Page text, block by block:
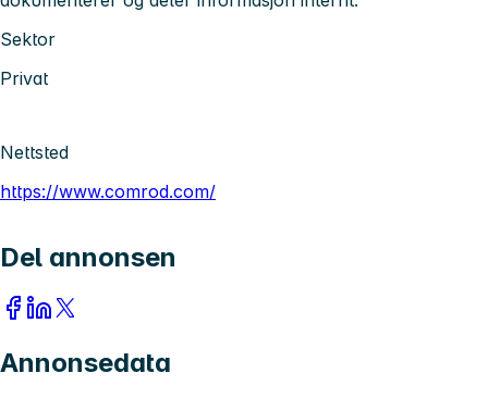
Sektor
Privat
Nettsted
https://www.comrod.com/
Del annonsen
Annonsedata